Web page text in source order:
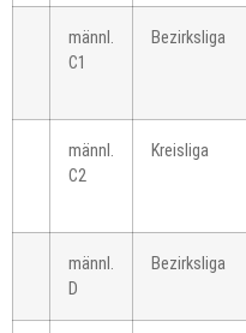
männl.
C1
Bezirksliga
männl.
C2
Kreisliga
männl.
D
Bezirksliga